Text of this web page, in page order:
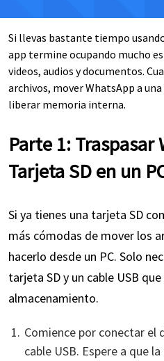
Si llevas bastante tiempo
app termine ocupando mucho
videos, audios y documentos.
archivos, mover WhatsApp a
liberar memoria interna.
Parte 1: Traspasar
Tarjeta SD en un
Si ya tienes una tarjeta SD
más cómodas de mover los
hacerlo desde un PC. Solo
tarjeta SD y un cable USB
almacenamiento.
Comience por conectar el
cable USB. Espere a que